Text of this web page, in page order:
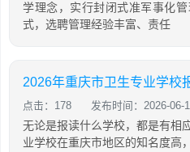
学理念，实行封闭式准军事化
式，选聘管理经验丰富、责任
2026年重庆市卫生专业学校
点击：178 发布时间：2026-06-
无论是报读什么学校，都是有相
业学校在重庆市地区的知名度高